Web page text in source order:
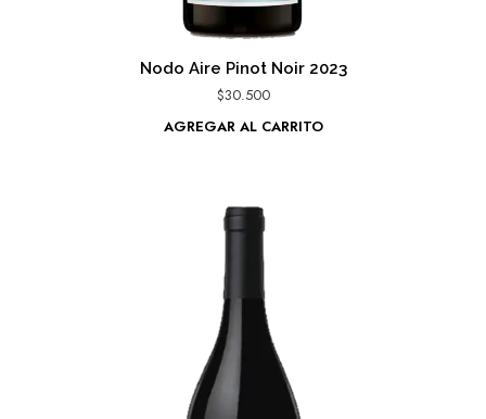
Nodo Aire Pinot Noir 2023
$30.500
AGREGAR AL CARRITO